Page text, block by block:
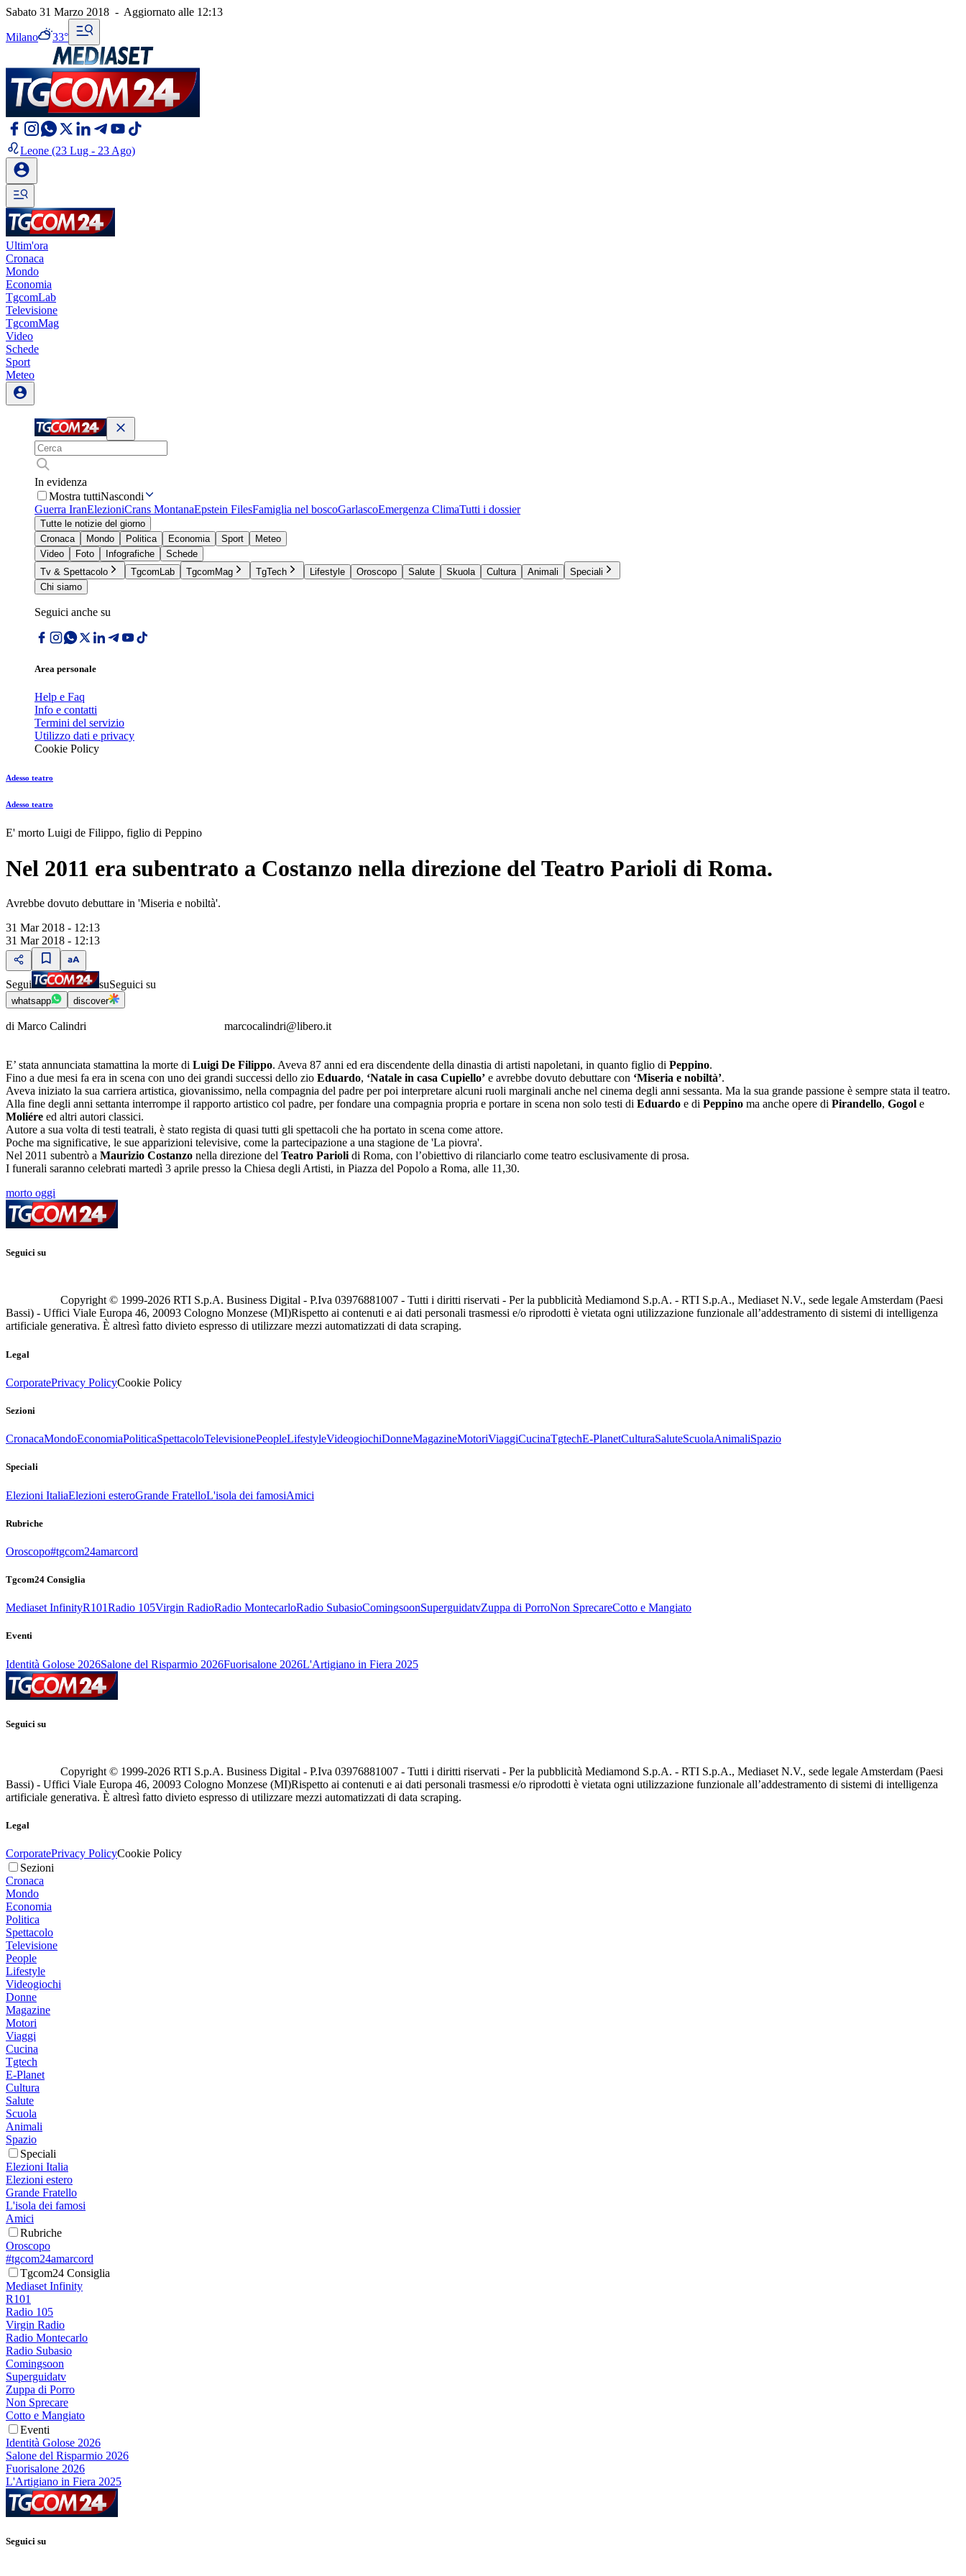
Sabato 31 Marzo 2018 - Aggiornato alle 12:13
Milano 33°
Leone (23 Lug - 23 Ago)
Ultim'ora
Cronaca
Mondo
Economia
TgcomLab
Televisione
TgcomMag
Video
Schede
Sport
Meteo
In evidenza
Mostra tuttiNascondi
Guerra IranElezioniCrans MontanaEpstein FilesFamiglia nel boscoGarlascoEmergenza ClimaTutti i dossier
Tutte le notizie del giorno
Cronaca
Mondo Politica Economia Sport
Meteo
Video
Foto Infografiche
Schede
Tv & Spettacolo
TgcomLab TgcomMag TgTech Lifestyle Oroscopo Salute Skuola Cultura Animali
Speciali
Chi siamo
Seguici anche su
Area personale
Help e Faq
Info e contatti
Termini del servizio
Utilizzo dati e privacy
Cookie Policy
Adesso teatro
Adesso teatro
E' morto Luigi de Filippo, figlio di Peppino
Nel 2011 era subentrato a Costanzo nella direzione del Teatro Parioli di Roma.
Avrebbe dovuto debuttare in 'Miseria e nobiltà'.
31 Mar 2018 - 12:13
31 Mar 2018 - 12:13
Segui suSeguici su
whatsapp discover
di Marco Calindri marcocalindri@libero.it
E’ stata annunciata stamattina la morte di Luigi De Filippo. Aveva 87 anni ed era discendente della dinastia di artisti napoletani, in quanto figlio di Peppino.
Fino a due mesi fa era in scena con uno dei grandi successi dello zio Eduardo, ‘Natale in casa Cupiello’ e avrebbe dovuto debuttare con ‘Miseria e nobiltà’.
Aveva iniziato la sua carriera artistica, giovanissimo, nella compagnia del padre per poi interpretare alcuni ruoli marginali anche nel cinema degli anni sessanta. Ma la sua grande passione è sempre stata il teatro.
Alla fine degli anni settanta interrompe il rapporto artistico col padre, per fondare una compagnia propria e portare in scena non solo testi di Eduardo e di Peppino ma anche opere di Pirandello, Gogol e
Moliére ed altri autori classici.
Autore a sua volta di testi teatrali, è stato regista di quasi tutti gli spettacoli che ha portato in scena come attore.
Poche ma significative, le sue apparizioni televisive, come la partecipazione a una stagione de 'La piovra'.
Nel 2011 subentrò a Maurizio Costanzo nella direzione del Teatro Parioli di Roma, con l’obiettivo di rilanciarlo come teatro esclusivamente di prosa.
I funerali saranno celebrati martedì 3 aprile presso la Chiesa degli Artisti, in Piazza del Popolo a Roma, alle 11,30.
morto oggi
Seguici su
Copyright © 1999-2026 RTI S.p.A. Business Digital - P.Iva 03976881007 - Tutti i diritti riservati - Per la pubblicità Mediamond S.p.A. - RTI S.p.A., Mediaset N.V., sede legale Amsterdam (Paesi
Bassi) - Uffici Viale Europa 46, 20093 Cologno Monzese (MI)Rispetto ai contenuti e ai dati personali trasmessi e/o riprodotti è vietata ogni utilizzazione funzionale all’addestramento di sistemi di intelligenza
artificiale generativa. È altresì fatto divieto espresso di utilizzare mezzi automatizzati di data scraping.
Legal
CorporatePrivacy PolicyCookie Policy
Sezioni
CronacaMondoEconomiaPoliticaSpettacoloTelevisionePeopleLifestyleVideogiochiDonneMagazineMotoriViaggiCucinaTgtechE-PlanetCulturaSaluteScuolaAnimaliSpazio
Speciali
Elezioni ItaliaElezioni esteroGrande FratelloL'isola dei famosiAmici
Rubriche
Oroscopo#tgcom24amarcord
Tgcom24 Consiglia
Mediaset InfinityR101Radio 105Virgin RadioRadio MontecarloRadio SubasioComingsoonSuperguidatvZuppa di PorroNon SprecareCotto e Mangiato
Eventi
Identità Golose 2026Salone del Risparmio 2026Fuorisalone 2026L'Artigiano in Fiera 2025
Seguici su
Copyright © 1999-2026 RTI S.p.A. Business Digital - P.Iva 03976881007 - Tutti i diritti riservati - Per la pubblicità Mediamond S.p.A. - RTI S.p.A., Mediaset N.V., sede legale Amsterdam (Paesi
Bassi) - Uffici Viale Europa 46, 20093 Cologno Monzese (MI)Rispetto ai contenuti e ai dati personali trasmessi e/o riprodotti è vietata ogni utilizzazione funzionale all’addestramento di sistemi di intelligenza
artificiale generativa. È altresì fatto divieto espresso di utilizzare mezzi automatizzati di data scraping.
Legal
CorporatePrivacy PolicyCookie Policy
Sezioni
Cronaca
Mondo
Economia
Politica
Spettacolo
Televisione
People
Lifestyle
Videogiochi
Donne
Magazine
Motori
Viaggi
Cucina
Tgtech
E-Planet
Cultura
Salute
Scuola
Animali
Spazio
Speciali
Elezioni Italia
Elezioni estero
Grande Fratello
L'isola dei famosi
Amici
Rubriche
Oroscopo
#tgcom24amarcord
Tgcom24 Consiglia
Mediaset Infinity
R101
Radio 105
Virgin Radio
Radio Montecarlo
Radio Subasio
Comingsoon
Superguidatv
Zuppa di Porro
Non Sprecare
Cotto e Mangiato
Eventi
Identità Golose 2026
Salone del Risparmio 2026
Fuorisalone 2026
L'Artigiano in Fiera 2025
Seguici su